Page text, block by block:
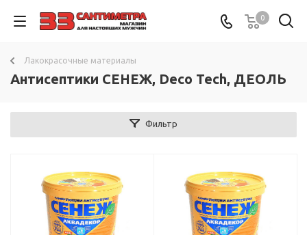
0
Лакокрасочные материалы
Антисептики СЕНЕЖ, Deco Tech, ДЕОЛЬ
Фильтр